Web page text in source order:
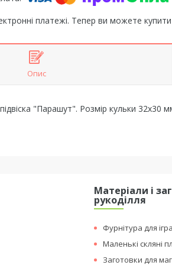
платежі. Тепер ви можете
Опис
"Парашут". Розмір кульки 32х30
Матеріали і
рукоділля
Фурнітура для
Маленькі скляні
Заготовки для